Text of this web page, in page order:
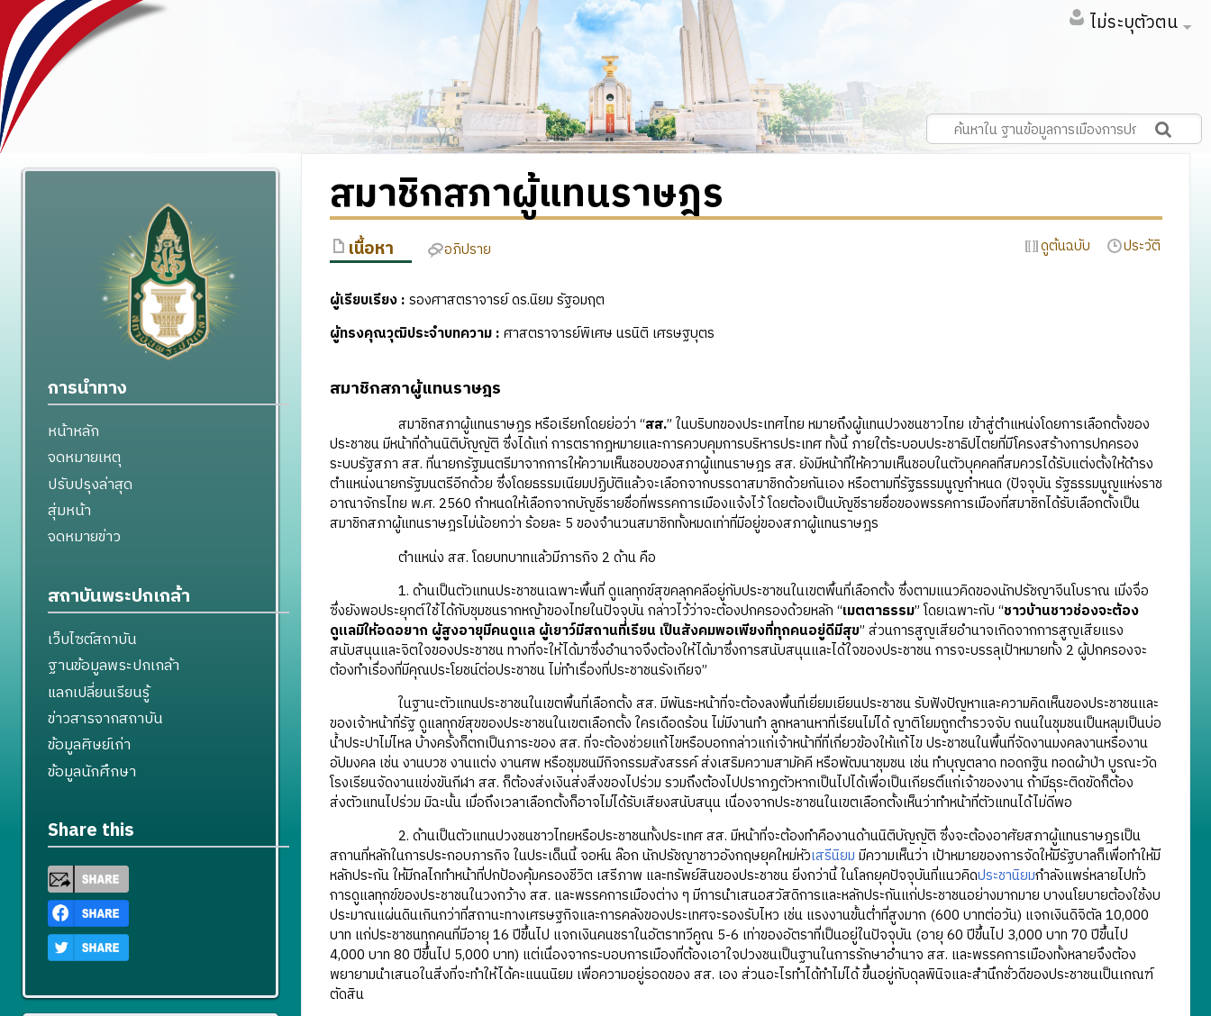
ไม่ระบุตัวตน
สมาชิกสภาผู้แทนราษฎร
เนื้อหา อภิปราย ดูต้นฉบับ ประวัติ
ผู้เรียบเรียง : รองศาสตราจารย์ ดร.นิยม รัฐอมฤต
ผู้ทรงคุณวุฒิประจำบทความ : ศาสตราจารย์พิเศษ นรนิติ เศรษฐบุตร
สมาชิกสภาผู้แทนราษฎร
สมาชิกสภาผู้แทนราษฎร หรือเรียกโดยย่อว่า “สส.” ในบริบทของประเทศไทย หมายถึงผู้แทนปวงชนชาวไทย เข้าสู่ตำแหน่งโดยการเลือกตั้งของ
ประชาชน มีหน้าที่ด้านนิติบัญญัติ ซึ่งได้แก่ การตรากฎหมายและการควบคุมการบริหารประเทศ ทั้งนี้ ภายใต้ระบอบประชาธิปไตยที่มีโครงสร้างการปกครอง
ระบบรัฐสภา สส. ที่นายกรัฐมนตรีมาจากการให้ความเห็นชอบของสภาผู้แทนราษฎร สส. ยังมีหน้าที่ให้ความเห็นชอบในตัวบุคคลที่สมควรได้รับแต่งตั้งให้ดำรง
ตำแหน่งนายกรัฐมนตรีอีกด้วย ซึ่งโดยธรรมเนียมปฏิบัติแล้วจะเลือกจากบรรดาสมาชิกด้วยกันเอง หรือตามที่รัฐธรรมนูญกำหนด (ปัจจุบัน รัฐธรรมนูญแห่งราช
อาณาจักรไทย พ.ศ. 2560 กำหนดให้เลือกจากบัญชีรายชื่อที่พรรคการเมืองแจ้งไว้ โดยต้องเป็นบัญชีรายชื่อของพรรคการเมืองที่สมาชิกได้รับเลือกตั้งเป็น
สมาชิกสภาผู้แทนราษฎรไม่น้อยกว่า ร้อยละ 5 ของจำนวนสมาชิกทั้งหมดเท่าที่มีอยู่ของสภาผู้แทนราษฎร
ตำแหน่ง สส. โดยบทบาทแล้วมีภารกิจ 2 ด้าน คือ
1. ด้านเป็นตัวแทนประชาชนเฉพาะพื้นที่ ดูแลทุกข์สุขคลุกคลีอยู่กับประชาชนในเขตพื้นที่เลือกตั้ง ซึ่งตามแนวคิดของนักปรัชญาจีนโบราณ เมิ่งจื่อ
ซึ่งยังพอประยุกต์ใช้ได้กับชุมชนรากหญ้าของไทยในปัจจุบัน กล่าวไว้ว่าจะต้องปกครองด้วยหลัก “เมตตาธรรม” โดยเฉพาะกับ “ชาวบ้านชาวช่องจะต้อง
ดูแลมิให้อดอยาก ผู้สูงอายุมีคนดูแล ผู้เยาว์มีสถานที่เรียน เป็นสังคมพอเพียงที่ทุกคนอยู่ดีมีสุข” ส่วนการสูญเสียอำนาจเกิดจากการสูญเสียแรง
สนับสนุนและจิตใจของประชาชน ทางที่จะให้ได้มาซึ่งอำนาจจึงต้องให้ได้มาซึ่งการสนับสนุนและได้ใจของประชาชน การจะบรรลุเป้าหมายทั้ง 2 ผู้ปกครองจะ
ต้องทำเรื่องที่มีคุณประโยชน์ต่อประชาชน ไม่ทำเรื่องที่ประชาชนรังเกียจ”
ในฐานะตัวแทนประชาชนในเขตพื้นที่เลือกตั้ง สส. มีพันธะหน้าที่จะต้องลงพื้นที่เยี่ยมเยียนประชาชน รับฟังปัญหาและความคิดเห็นของประชาชนและ
ของเจ้าหน้าที่รัฐ ดูแลทุกข์สุขของประชาชนในเขตเลือกตั้ง ใครเดือดร้อน ไม่มีงานทำ ลูกหลานหาที่เรียนไม่ได้ ญาติโยมถูกตำรวจจับ ถนนในชุมชนเป็นหลุมเป็นบ่อ
น้ำประปาไม่ไหล บ้างครั้งก็ตกเป็นภาระของ สส. ที่จะต้องช่วยแก้ไขหรือบอกกล่าวแก่เจ้าหน้าที่ที่เกี่ยวข้องให้แก้ไข ประชาชนในพื้นที่จัดงานมงคลงานหรืองาน
อัปมงคล เช่น งานบวช งานแต่ง งานศพ หรือชุมชนมีกิจกรรมสังสรรค์ ส่งเสริมความสามัคคี หรือพัฒนาชุมชน เช่น ทำบุญตลาด ทอดกฐิน ทอดผ้าป่า บูรณะวัด
โรงเรียนจัดงานแข่งขันกีฬา สส. ก็ต้องส่งเงินส่งสิ่งของไปร่วม รวมถึงต้องไปปรากฏตัวหากเป็นไปได้เพื่อเป็นเกียรติ์แก่เจ้าของงาน ถ้ามีธุระติดขัดก็ต้อง
ส่งตัวแทนไปร่วม มิฉะนั้น เมื่อถึงเวลาเลือกตั้งก็อาจไม่ได้รับเสียงสนับสนุน เนื่องจากประชาชนในเขตเลือกตั้งเห็นว่าทำหน้าที่ตัวแทนได้ไม่ดีพอ
2. ด้านเป็นตัวแทนปวงชนชาวไทยหรือประชาชนทั้งประเทศ สส. มีหน้าที่จะต้องทำคืองานด้านนิติบัญญัติ ซึ่งจะต้องอาศัยสภาผู้แทนราษฎรเป็น
สถานที่หลักในการประกอบภารกิจ ในประเด็นนี้ จอห์น ล๊อก นักปรัชญาชาวอังกฤษยุคใหม่หัวเสรีนิยม มีความเห็นว่า เป้าหมายของการจัดให้มีรัฐบาลก็เพื่อทำให้มี
หลักประกัน ให้มีกลไกทำหน้าที่ปกป้องคุ้มครองชีวิต เสรีภาพ และทรัพย์สินของประชาชน ยิ่งกว่านี้ ในโลกยุคปัจจุบันที่แนวคิดประชานิยมกำลังแพร่หลายไปทั่ว
การดูแลทุกข์ของประชาชนในวงกว้าง สส. และพรรคการเมืองต่าง ๆ มีการนำเสนอสวัสดิการและหลักประกันแก่ประชาชนอย่างมากมาย บางนโยบายต้องใช้งบ
ประมาณแผ่นดินเกินกว่าที่สถานะทางเศรษฐกิจและการคลังของประเทศจะรองรับไหว เช่น แรงงานขั้นต่ำที่สูงมาก (600 บาทต่อวัน) แจกเงินดิจิตัล 10,000
บาท แก่ประชาชนทุกคนที่มีอายุ 16 ปีขึ้นไป แจกเงินคนชราในอัตราทวีคูณ 5-6 เท่าของอัตราที่เป็นอยู่ในปัจจุบัน (อายุ 60 ปีขึ้นไป 3,000 บาท 70 ปีขึ้นไป
4,000 บาท 80 ปีขึ้นไป 5,000 บาท) แต่เนื่องจากระบอบการเมืองที่ต้องเอาใจปวงชนเป็นฐานในการรักษาอำนาจ สส. และพรรคการเมืองทั้งหลายจึงต้อง
พยายามนำเสนอในสิ่งที่จะทำให้ได้คะแนนนิยม เพื่อความอยู่รอดของ สส. เอง ส่วนอะไรทำได้ทำไม่ได้ ขึ้นอยู่กับดุลพินิจและสำนึกชั่วดีของประชาชนเป็นเกณฑ์
ตัดสิน
การนำทาง
หน้าหลัก
จดหมายเหตุ
ปรับปรุงล่าสุด
สุ่มหน้า
จดหมายข่าว
สถาบันพระปกเกล้า
เว็บไซต์สถาบัน
ฐานข้อมูลพระปกเกล้า
แลกเปลี่ยนเรียนรู้
ข่าวสารจากสถาบัน
ข้อมูลศิษย์เก่า
ข้อมูลนักศึกษา
Share this